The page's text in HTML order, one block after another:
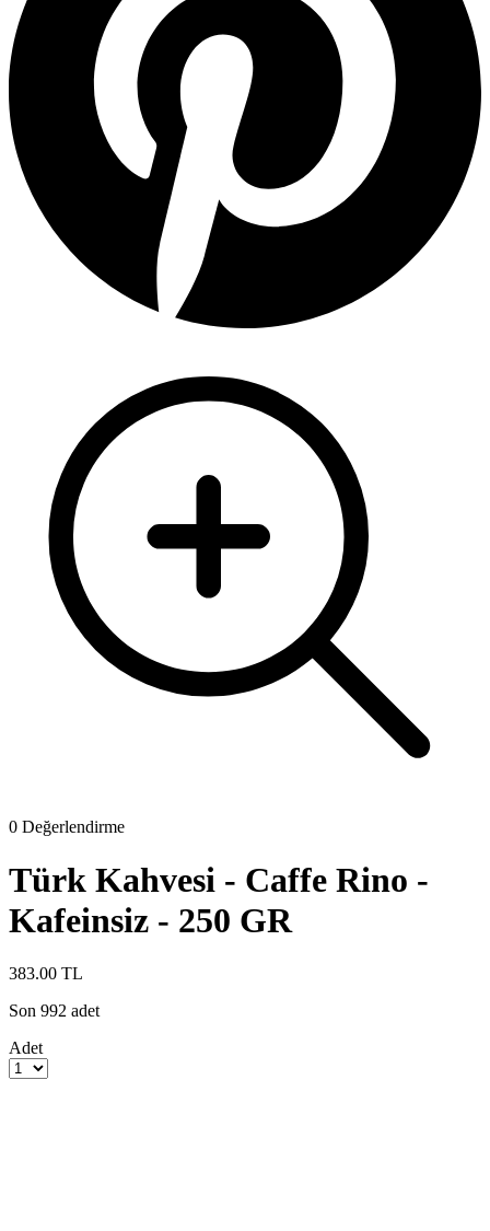
0 Değerlendirme
Türk Kahvesi - Caffe Rino -
Kafeinsiz - 250 GR
383.00 TL
Son 992 adet
Adet